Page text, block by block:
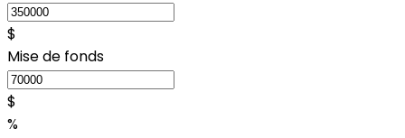
$
Mise de fonds
$
%